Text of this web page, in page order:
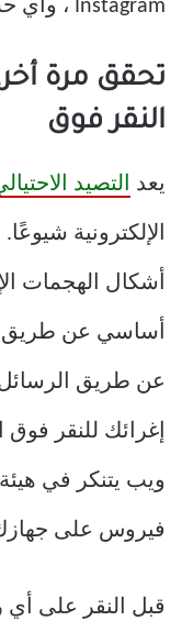
Instagram ، وأي حساب آخر لديك.
تحقق مرة
النقر فوق
يعد التصيد
الإلكترونية
أشكال الهجمات
أساسي عن طريق
عن طريق الرسائل
إغرائك للنقر
ويب يتنكر في
فيروس على
قبل النقر على أي